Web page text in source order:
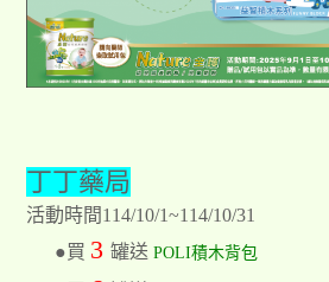
丁丁藥局
活動時間114/10/1~114/10/31
●買 3罐送POLI積木背包